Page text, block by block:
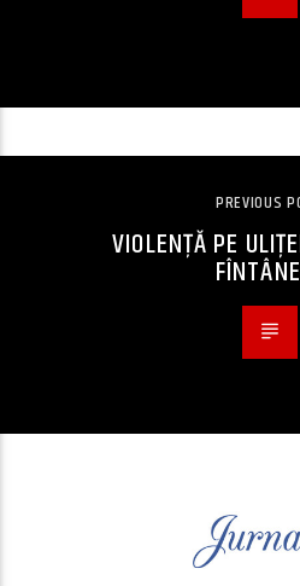
PREVIOUS
VIOLENȚĂ PE